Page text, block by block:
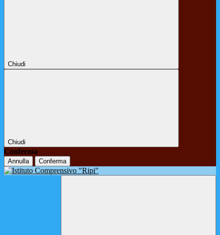
Chiudi
Chiudi
Conferma
Annulla Conferma